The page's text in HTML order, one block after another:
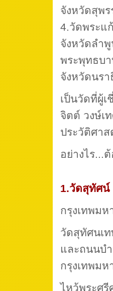
จังหวัดสุพ
4.วัดพระแ
จังหวัดลำ
พระพุทธบ
จังหวัดนรา
เป็นวัดที่ผู้
จิตต์ วงษ์เ
ประวัติศาส
อย่างไร...
1.วัดสุทัศน์
กรุงเทพมห
วัดสุทัศนเ
และถนนบำ
กรุงเทพมห
ไหว้พระศ